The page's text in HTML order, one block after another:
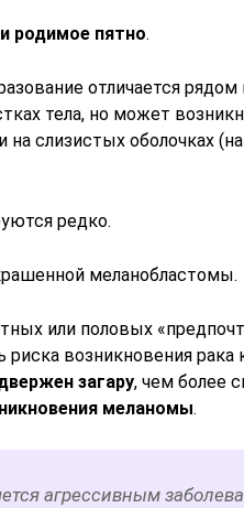
родимое пятно.
отличается рядом
тела, но может
на слизистых оболочках
редко.
меланобластомы.
или половых
возникновения рака
загару, чем более
меланомы.
агрессивным